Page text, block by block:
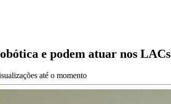
e podem atuar nos LACs
até o momento